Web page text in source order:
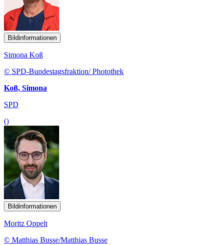
Bildinformationen
Simona Koß
© SPD-Bundestagsfraktion/ Photothek
Koß, Simona
SPD
()
Bildinformationen
Moritz Oppelt
© Matthias Busse/Matthias Busse